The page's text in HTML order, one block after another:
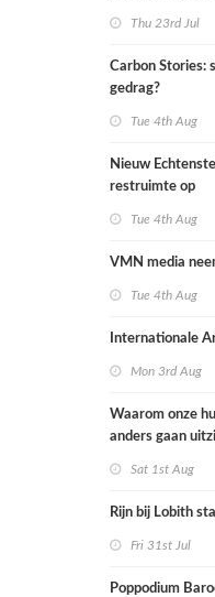
Thu 23rd Jul
Carbon Stories:
gedrag?
Tue 4th Aug
Nieuw
restruimte op
Tue 4th Aug
VMN media
Tue 4th Aug
Internationale
Mon 3rd Aug
Waarom onze
anders gaan
Sat 1st Aug
Rijn bij Lobith
Fri 31st Jul
Poppodium